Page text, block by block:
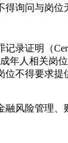
得询问与岗位
录证明（
年人相关岗
位不得要求提
融风险管理、